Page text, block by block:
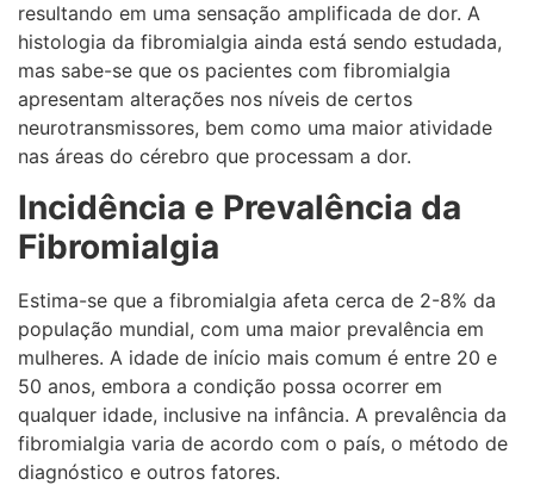
resultando em uma sensação amplificada de dor. A
histologia da fibromialgia ainda está sendo estudada,
mas sabe-se que os pacientes com fibromialgia
apresentam alterações nos níveis de certos
neurotransmissores, bem como uma maior atividade
nas áreas do cérebro que processam a dor.
Incidência e Prevalência da
Fibromialgia
Estima-se que a fibromialgia afeta cerca de 2-8% da
população mundial, com uma maior prevalência em
mulheres. A idade de início mais comum é entre 20 e
50 anos, embora a condição possa ocorrer em
qualquer idade, inclusive na infância. A prevalência da
fibromialgia varia de acordo com o país, o método de
diagnóstico e outros fatores.